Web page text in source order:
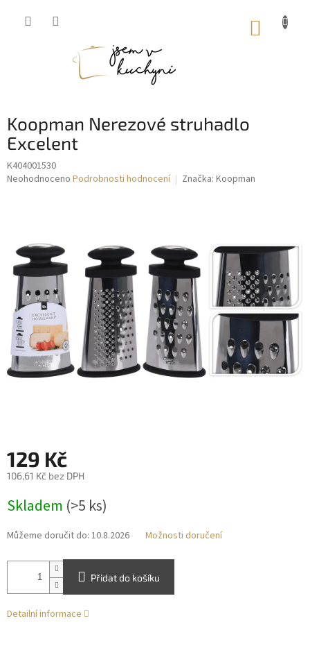
Koopman Nerezové struhadlo
Excelent
K404001530
Průměrné
hvězdiček.
Neohodnoceno Podrobnosti hodnocení Značka: Koopman
129 Kč
106,61 Kč bez DPH
cena:
Skladem (>5 ks)
Můžeme doručit do: 10.8.2026 Možnosti doručení
Přidat do košíku
Detailní informace